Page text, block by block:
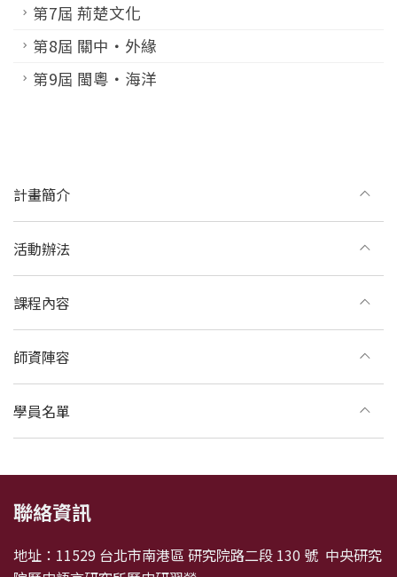
第7屆 荊楚文化
第8屆 關中‧外緣
第9屆 閩粵‧海洋
計畫簡介
活動辦法
課程內容
師資陣容
學員名單
聯絡資訊
地址：11529 台北市南港區 研究院路二段 130 號 中央研究